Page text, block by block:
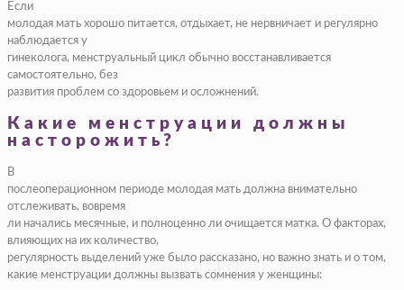
Если
молодая мать хорошо питается, отдыхает, не нервничает и регулярно
наблюдается у
гинеколога, менструальный цикл обычно восстанавливается
самостоятельно, без
развития проблем со здоровьем и осложнений.
Какие менструации должны
насторожить?
В
послеоперационном периоде молодая мать должна внимательно
отслеживать, вовремя
ли начались месячные, и полноценно ли очищается матка. О факторах,
влияющих на их количество,
регулярность выделений уже было рассказано, но важно знать и о том,
какие менструации должны вызвать сомнения у женщины: